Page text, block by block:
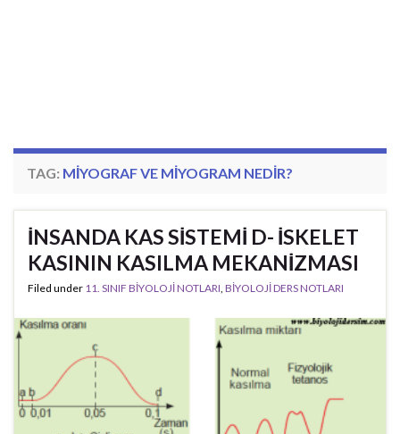
TAG: MIYOGRAF VE MIYOGRAM NEDIR?
İNSANDA KAS SİSTEMİ D- İSKELET
KASININ KASILMA MEKANİZMASI
Filed under 11. SINIF BİYOLOJİ NOTLARI, BİYOLOJİ DERS NOTLARI